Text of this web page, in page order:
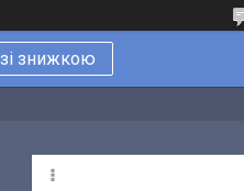
знижкою